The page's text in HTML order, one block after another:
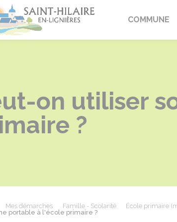
Saint-Hilaire-
COMMUNE
on utiliser
?
Mes démarches Famille - Scolarité École primaire
portable à l'école primaire ?